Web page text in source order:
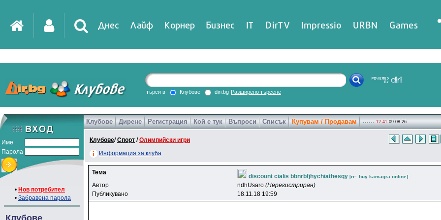
Днес Лайф Корнер Бизнес IT DirTV Impressio URBN Games
търси в Клубове diri.bg Разширено търсене
Име
Парола
• Нов потребител
• Забравена парола
Клубове
Клубове Дирене Регистрация Кой е тук Въпроси Списък Купувам / Продавам 12:41 09.08.26
Клубове/Спорт /Олимпийски игри
Информация за клуба
Тема
discount cialis bbnrbfjhychiathesqy [re: buy kamagra online]
Автор ndhUsaro (Нерегистриран)
Публикувано
18.11.18 19:59